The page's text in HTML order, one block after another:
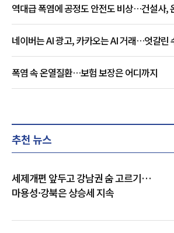
역대급 폭염에 공정도 안전도 비상…건설사,
네이버는 AI 광고, 카카오는 AI 거래…엇갈린
폭염 속 온열질환…보험 보장은 어디까지
추천 뉴스
세제개편 앞두고 강남권 숨 고르기…
마용성·강북은 상승세 지속